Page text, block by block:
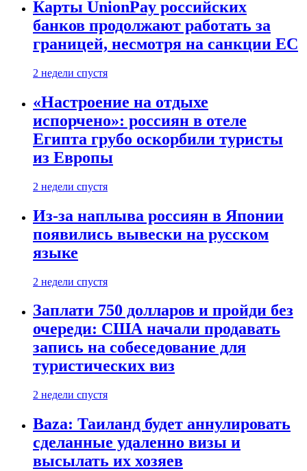
Карты UnionPay российских
банков продолжают работать за
границей, несмотря на санкции ЕС
2 недели спустя
«Настроение на отдыхе
испорчено»: россиян в отеле
Египта грубо оскорбили туристы
из Европы
2 недели спустя
Из-за наплыва россиян в Японии
появились вывески на русском
языке
2 недели спустя
Заплати 750 долларов и пройди без
очереди: США начали продавать
запись на собеседование для
туристических виз
2 недели спустя
Baza: Таиланд будет аннулировать
сделанные удаленно визы и
высылать их хозяев